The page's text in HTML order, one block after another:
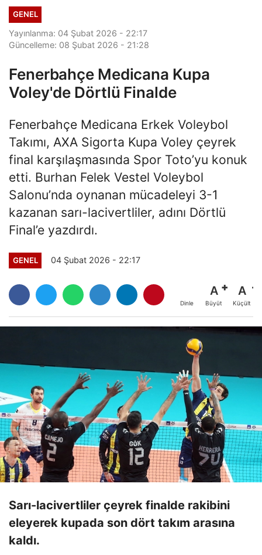
GENEL
Yayınlanma: 04 Şubat 2026 - 22:17
Güncelleme: 08 Şubat 2026 - 21:28
Fenerbahçe Medicana Kupa
Voley'de Dörtlü Finalde
Fenerbahçe Medicana Erkek Voleybol
Takımı, AXA Sigorta Kupa Voley çeyrek
final karşılaşmasında Spor Toto’yu konuk
etti. Burhan Felek Vestel Voleybol
Salonu’nda oynanan mücadeleyi 3-1
kazanan sarı-lacivertliler, adını Dörtlü
Final’e yazdırdı.
GENEL 04 Şubat 2026 - 22:17
Dinle
A
Büyüt
A
Küçült
Sarı-lacivertliler çeyrek finalde rakibini
eleyerek kupada son dört takım arasına
kaldı.